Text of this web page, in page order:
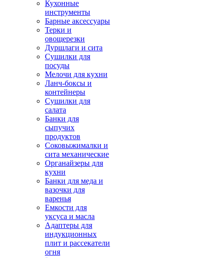
Кухонные
инструменты
Барные аксессуары
Терки и
овощерезки
Дуршлаги и сита
Сушилки для
посуды
Мелочи для кухни
Ланч-боксы и
контейнеры
Сушилки для
салата
Банки для
сыпучих
продуктов
Соковыжималки и
сита механические
Органайзеры для
кухни
Банки для меда и
вазочки для
варенья
Емкости для
уксуса и масла
Адаптеры для
индукционных
плит и рассекатели
огня